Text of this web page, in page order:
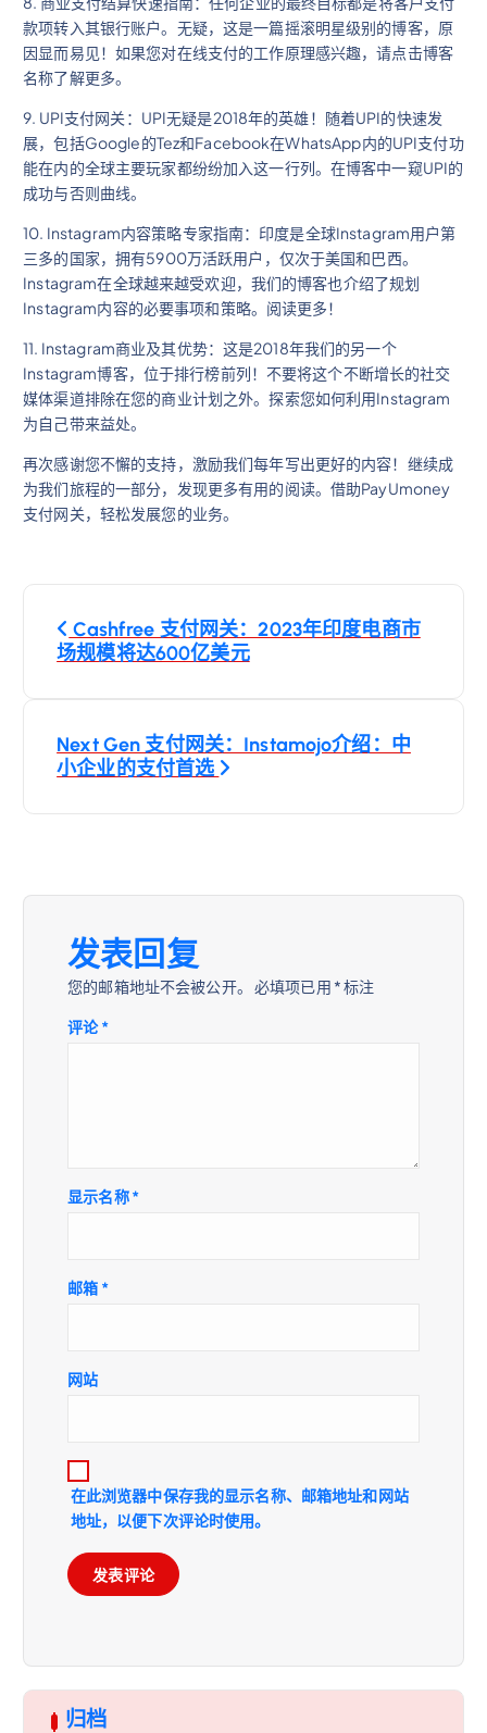
款项转入其银行账户。无疑，这是一篇摇滚明星级别的博客，原
因显而易见！如果您对在线支付的工作原理感兴趣，请点击博客
名称了解更多。
9. UPI支付网关：UPI无疑是2018年的英雄！随着UPI的快速发
展，包括Google的Tez和Facebook在WhatsApp内的UPI支付功
能在内的全球主要玩家都纷纷加入这一行列。在博客中一窥UPI的
成功与否则曲线。
10. Instagram内容策略专家指南：印度是全球Instagram用户第
三多的国家，拥有5900万活跃用户，仅次于美国和巴西。
Instagram在全球越来越受欢迎，我们的博客也介绍了规划
Instagram内容的必要事项和策略。阅读更多！
11. Instagram商业及其优势：这是2018年我们的另一个
Instagram博客，位于排行榜前列！不要将这个不断增长的社交
媒体渠道排除在您的商业计划之外。探索您如何利用Instagram
为自己带来益处。
再次感谢您不懈的支持，激励我们每年写出更好的内容！继续成
为我们旅程的一部分，发现更多有用的阅读。借助PayUmoney
支付网关，轻松发展您的业务。
文
章
航
Cashfree 支付网关：2023年印度电商市
场规模将达600亿美元
Next Gen 支付网关：Instamojo介绍：中
小企业的支付首选
发表回复
您的邮箱地址不会被公开。 必填项已用 *标注
评论*
显示名称*
邮箱 *
网站
在此浏览器中保存我的显示名称、邮箱地址和网站
地址，以便下次评论时使用。
归档